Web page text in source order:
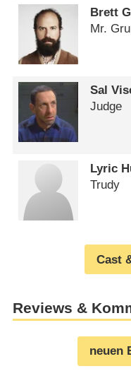
Brett
Mr.
Sal
Judge
Lyric
Trudy
Cast
Reviews &
neuen